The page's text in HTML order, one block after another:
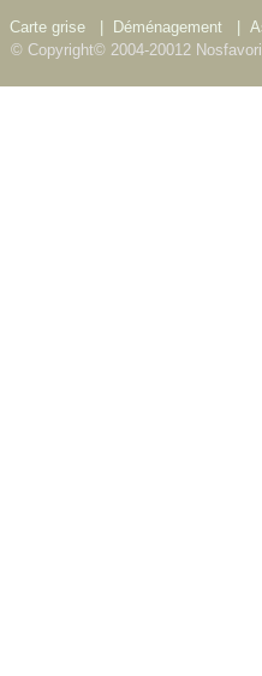
Carte grise Déménagement
© Copyright© 2004-20012